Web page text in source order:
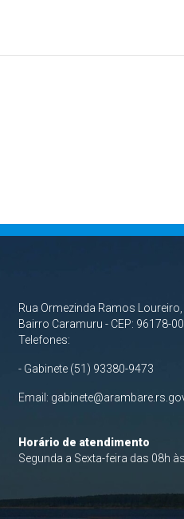
Rua Ormezinda Ramos Loureiro,
Bairro Caramuru - CEP: 96178-
Telefones:
- Gabinete (51) 93380-9473
Email:
Horário de atendimento
Segunda a Sexta-feira das 08h